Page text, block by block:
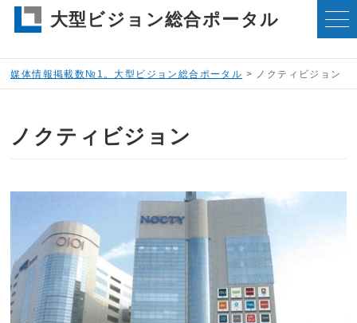
大型ビジョン総合ポータル
媒体情報掲載数№1。大型ビジョン総合ポータル > ノクティビジョン
ノクティビジョン